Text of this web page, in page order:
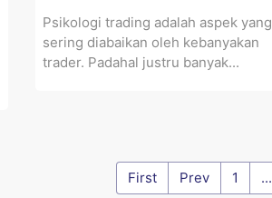
Psikologi trading adalah aspek yang
sering diabaikan oleh kebanyakan
trader. Padahal justru banyak...
First Prev 1 ...